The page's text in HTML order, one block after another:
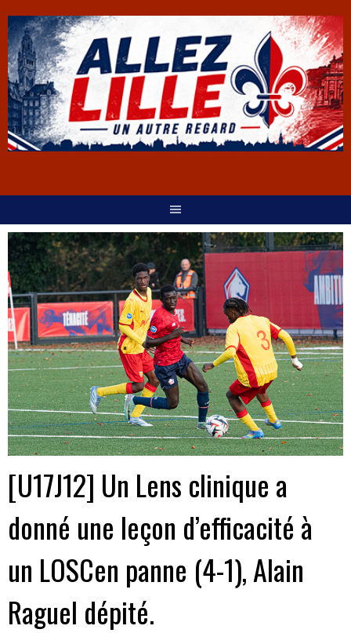
[U17J12] Un Lens clinique a
donné une leçon d’efficacité à
un LOSCen panne (4-1), Alain
Raguel dépité.